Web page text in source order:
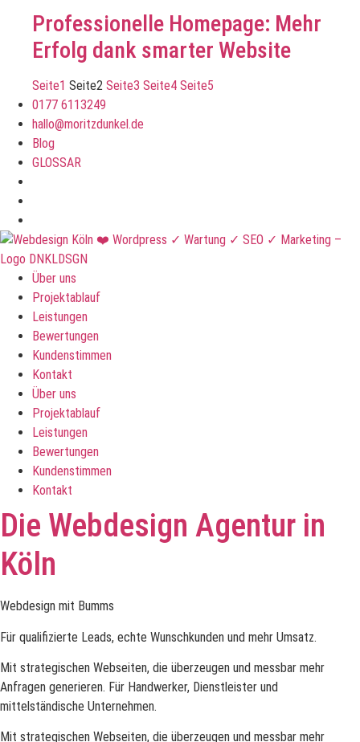
Professionelle Homepage: Mehr
Erfolg dank smarter Website
Seite1 Seite2 Seite3 Seite4 Seite5
0177 6113249
hallo@moritzdunkel.de
Blog
GLOSSAR
Über uns
Projektablauf
Leistungen
Bewertungen
Kundenstimmen
Kontakt
Über uns
Projektablauf
Leistungen
Bewertungen
Kundenstimmen
Kontakt
Die Webdesign Agentur in
Köln
Webdesign mit Bumms
Für qualifizierte Leads, echte Wunschkunden und mehr Umsatz.
Mit strategischen Webseiten, die überzeugen und messbar mehr
Anfragen generieren. Für Handwerker, Dienstleister und
mittelständische Unternehmen.
Mit strategischen Webseiten, die überzeugen und messbar mehr